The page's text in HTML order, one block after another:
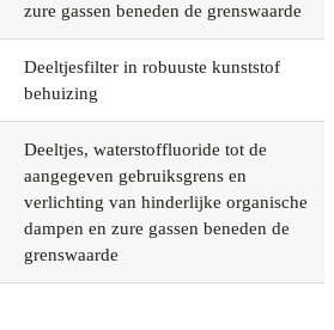
zure gassen beneden de grenswaarde
Deeltjesfilter in robuuste kunststof
behuizing
Deeltjes, waterstoffluoride tot de
aangegeven gebruiksgrens en
verlichting van hinderlijke organische
dampen en zure gassen beneden de
grenswaarde